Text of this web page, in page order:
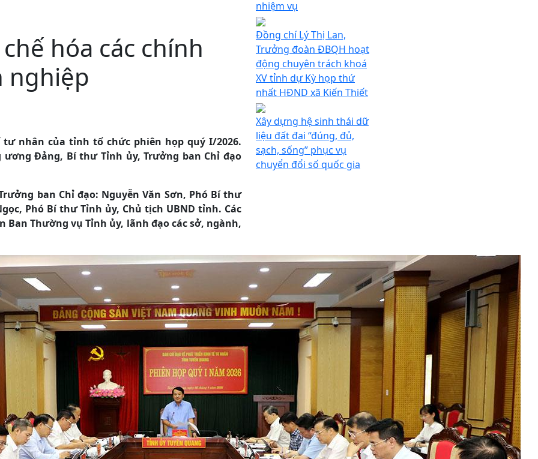
hóa các chính
nghiệp
nhân của tỉnh tổ chức phiên họp quý I/2026.
ương Đảng, Bí thư Tỉnh ủy, Trưởng ban Chỉ đạo
ban Chỉ đạo: Nguyễn Văn Sơn, Phó Bí thư
Phó Bí thư Tỉnh ủy, Chủ tịch UBND tỉnh. Các
Ban Thường vụ Tỉnh ủy, lãnh đạo các sở, ngành,
nhiệm vụ
Đồng chí Lý Thị Lan,
Trưởng đoàn ĐBQH hoạt
động chuyên trách khoá
XV tỉnh dự Kỳ họp thứ
nhất HĐND xã Kiến Thiết
Xây dựng hệ sinh thái dữ
liệu đất đai “đúng, đủ,
sạch, sống” phục vụ
chuyển đổi số quốc gia